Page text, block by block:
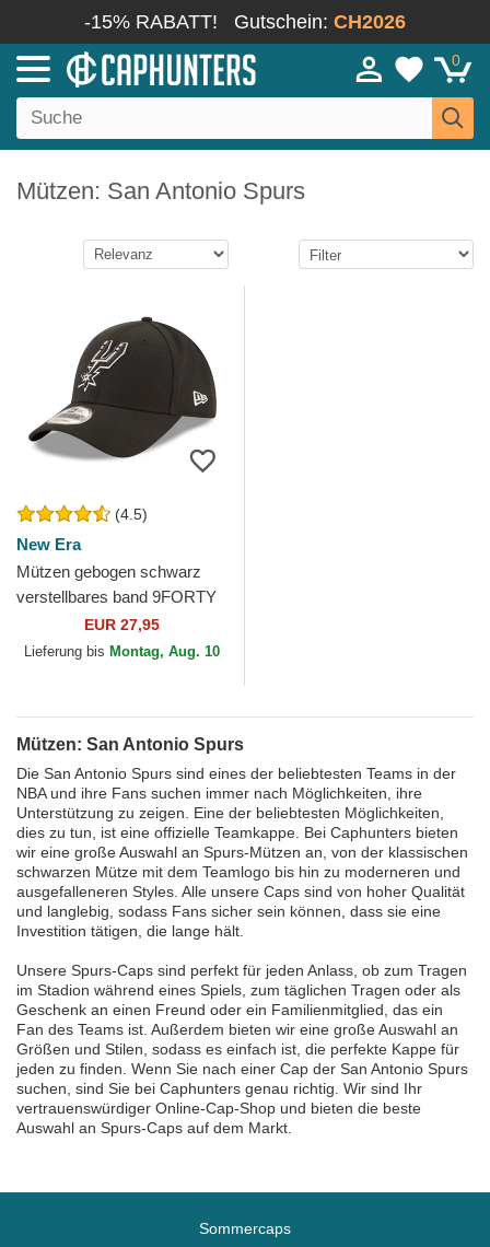
-15% RABATT! Gutschein: CH2026
0
Mützen: San Antonio Spurs
(4.5)
New Era
Mützen gebogen schwarz
verstellbares band 9FORTY
The League der San Antonio
Spurs NBA von New Era
EUR 27,95
Lieferung bis Montag, Aug. 10
Mützen: San Antonio Spurs
Die San Antonio Spurs sind eines der beliebtesten Teams in der
NBA und ihre Fans suchen immer nach Möglichkeiten, ihre
Unterstützung zu zeigen. Eine der beliebtesten Möglichkeiten,
dies zu tun, ist eine offizielle Teamkappe. Bei Caphunters bieten
wir eine große Auswahl an Spurs-Mützen an, von der klassischen
schwarzen Mütze mit dem Teamlogo bis hin zu moderneren und
ausgefalleneren Styles. Alle unsere Caps sind von hoher Qualität
und langlebig, sodass Fans sicher sein können, dass sie eine
Investition tätigen, die lange hält.
Unsere Spurs-Caps sind perfekt für jeden Anlass, ob zum Tragen
im Stadion während eines Spiels, zum täglichen Tragen oder als
Geschenk an einen Freund oder ein Familienmitglied, das ein
Fan des Teams ist. Außerdem bieten wir eine große Auswahl an
Größen und Stilen, sodass es einfach ist, die perfekte Kappe für
jeden zu finden. Wenn Sie nach einer Cap der San Antonio Spurs
suchen, sind Sie bei Caphunters genau richtig. Wir sind Ihr
vertrauenswürdiger Online-Cap-Shop und bieten die beste
Auswahl an Spurs-Caps auf dem Markt.
Sommercaps